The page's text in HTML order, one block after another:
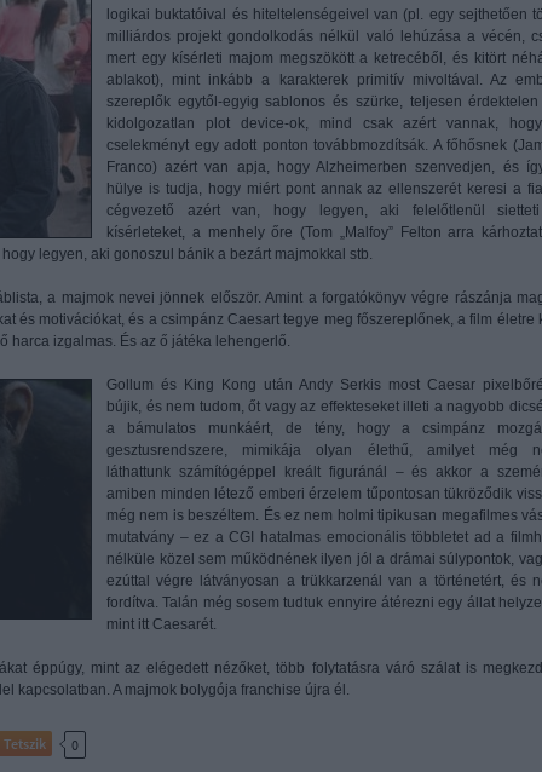
logikai buktatóival és hiteltelenségeivel van (pl. egy sejthetően
milliárdos projekt gondolkodás nélkül való lehúzása a vécén,
mert egy kísérleti majom megszökött a ketrecéből, és kitört
ablakot), mint inkább a karakterek primitív mivoltával. Az
szereplők egytől-egyig sablonos és szürke, teljesen
kidolgozatlan plot device-ok, mind csak azért vannak,
cselekményt egy adott ponton továbbmozdítsák. A főhősnek
Franco) azért van apja, hogy Alzheimerben szenvedjen, és
hülye is tudja, hogy miért pont annak az ellenszerét keresi a
cégvezető azért van, hogy legyen, aki felelőtlenül
kísérleteket, a menhely őre (Tom „Malfoy” Felton arra
legyen, aki gonoszul bánik a bezárt majmokkal stb.
a majmok nevei jönnek először. Amint a forgatókönyv végre rászánja
és motivációkat, és a csimpánz Caesart tegye meg főszereplőnek, a film életre
harca izgalmas. És az ő játéka lehengerlő.
Gollum és King Kong után Andy Serkis most Caesar
bújik, és nem tudom, őt vagy az effekteseket illeti a nagyobb
a bámulatos munkáért, de tény, hogy a csimpánz
gesztusrendszere, mimikája olyan élethű, amilyet még
láthattunk számítógéppel kreált figuránál – és akkor a
amiben minden létező emberi érzelem tűpontosan tükröződik
még nem is beszéltem. És ez nem holmi tipikusan megafilmes
mutatvány – ez a CGI hatalmas emocionális többletet ad a
nélküle közel sem működnének ilyen jól a drámai súlypontok,
ezúttal végre látványosan a trükkarzenál van a történetért, és
fordítva. Talán még sosem tudtuk ennyire átérezni egy állat
mint itt Caesarét.
éppúgy, mint az elégedett nézőket, több folytatásra váró szálat is
kapcsolatban. A majmok bolygója franchise újra él.
Tetszik 0